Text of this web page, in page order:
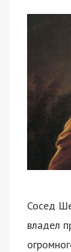
Сосед
владел